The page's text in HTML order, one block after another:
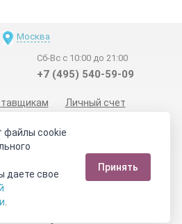
Москва
Сб-Вс с 10:00 до 21:00
+7 (495) 540-59-09
Личный счет
Сертификаты
СОУТ
Телеграм
файлы cookie
даете свое
Принять